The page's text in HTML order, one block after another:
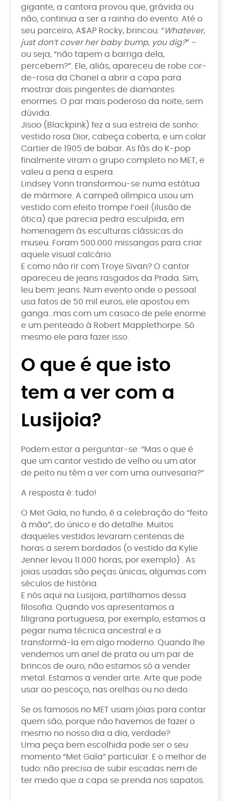
gigante, a cantora provou que, grávida ou
não, continua a ser a rainha do evento. Até o
seu parceiro, A$AP Rocky, brincou: “Whatever,
just don’t cover her baby bump, you dig?” –
ou seja, “não tapem a barriga dela,
percebem?”. Ele, aliás, apareceu de robe cor-
de-rosa da Chanel a abrir a capa para
mostrar dois pingentes de diamantes
enormes. O par mais poderoso da noite, sem
dúvida.
Jisoo (Blackpink) fez a sua estreia de sonho:
vestido rosa Dior, cabeça coberta, e um colar
Cartier de 1905 de babar. As fãs do K-pop
finalmente viram o grupo completo no MET, e
valeu a pena a espera.
Lindsey Vonn transformou-se numa estátua
de mármore. A campeã olímpica usou um
vestido com efeito trompe l’oeil (ilusão de
ótica) que parecia pedra esculpida, em
homenagem às esculturas clássicas do
museu. Foram 500.000 missangas para criar
aquele visual calcário.
E como não rir com Troye Sivan? O cantor
apareceu de jeans rasgados da Prada. Sim,
leu bem: jeans. Num evento onde o pessoal
usa fatos de 50 mil euros, ele apostou em
ganga…mas com um casaco de pele enorme
e um penteado à Robert Mapplethorpe. Só
mesmo ele para fazer isso.
O que é que isto
tem a ver com a
Lusijoia?
Podem estar a perguntar-se: “Mas o que é
que um cantor vestido de velho ou um ator
de peito nu têm a ver com uma ourivesaria?”
A resposta é: tudo!
O Met Gala, no fundo, é a celebração do “feito
à mão”, do único e do detalhe. Muitos
daqueles vestidos levaram centenas de
horas a serem bordados (o vestido da Kylie
Jenner levou 11.000 horas, por exemplo) . As
joias usadas são peças únicas, algumas com
séculos de história.
E nós aqui na Lusijoia, partilhamos dessa
filosofia. Quando vos apresentamos a
filigrana portuguesa, por exemplo, estamos a
pegar numa técnica ancestral e a
transformá-la em algo moderno. Quando lhe
vendemos um anel de prata ou um par de
brincos de ouro, não estamos só a vender
metal. Estamos a vender arte. Arte que pode
usar ao pescoço, nas orelhas ou no dedo.
Se os famosos no MET usam jóias para contar
quem são, porque não havemos de fazer o
mesmo no nosso dia a dia, verdade?
Uma peça bem escolhida pode ser o seu
momento “Met Gala” particular. E o melhor de
tudo: não precisa de subir escadas nem de
ter medo que a capa se prenda nos sapatos.